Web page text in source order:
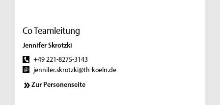
Co Teamleitung
Jennifer Skrotzki
+49 221-8275-3143
jennifer.skrotzki@th-koeln.de
Zur Personenseite